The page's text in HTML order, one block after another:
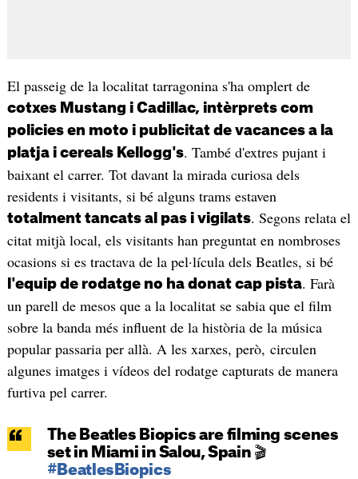
El passeig de la localitat tarragonina s'ha omplert de
cotxes Mustang i Cadillac, intèrprets com
policies en moto i publicitat de vacances a la
platja i cereals Kellogg's. També d'extres pujant i
baixant el carrer. Tot davant la mirada curiosa dels
residents i visitants, si bé alguns trams estaven
totalment tancats al pas i vigilats. Segons relata el
citat mitjà local, els visitants han preguntat en nombroses
ocasions si es tractava de la pel·lícula dels Beatles, si bé
l'equip de rodatge no ha donat cap pista. Farà
un parell de mesos que a la localitat se sabia que el film
sobre la banda més influent de la història de la música
popular passaria per allà. A les xarxes, però, circulen
algunes imatges i vídeos del rodatge capturats de manera
furtiva pel carrer.
The Beatles Biopics are filming scenes
set in Miami in Salou, Spain 🎬
#BeatlesBiopics